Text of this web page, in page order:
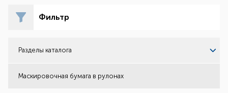
Фильтр
Разделы каталога
Маскировочная бумага в рулонах